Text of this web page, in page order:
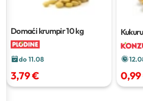
Domaći krumpir10 kg
do 11.08
3,79 €